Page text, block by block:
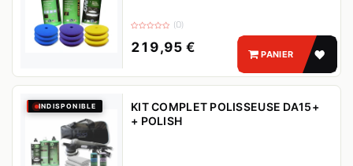
(0)
219,95 € PANIER
INDISPONIBLE
KIT COMPLET POLISSEUSE DA15+
+ POLISH